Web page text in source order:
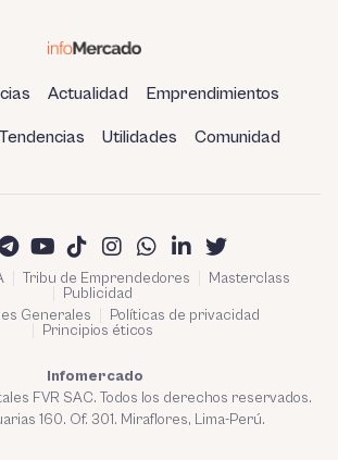
Actualidad Emprendimientos
Tendencias Utilidades Comunidad
Tribu de Emprendedores
Masterclass
Publicidad
Generales
Políticas de privacidad
Principios éticos
Infomercado
FVR SAC. Todos los derechos reservados.
160. Of. 301. Miraflores, Lima-Perú.